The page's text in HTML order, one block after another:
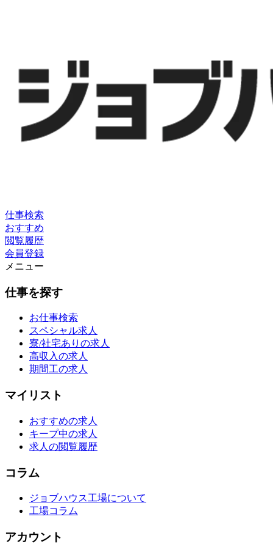
仕事検索
おすすめ
閲覧履歴
会員登録
メニュー
仕事を探す
お仕事検索
スペシャル求人
寮/社宅ありの求人
高収入の求人
期間工の求人
マイリスト
おすすめの求人
キープ中の求人
求人の閲覧履歴
コラム
ジョブハウス工場について
工場コラム
アカウント